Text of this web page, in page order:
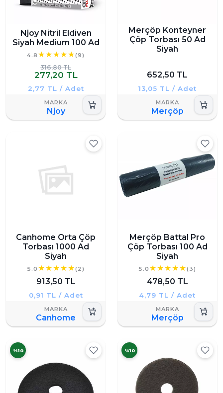
Njoy Nitril Eldiven
Siyah Medium 100 Ad
4.8 (9)
316,80 TL
277,20 TL
2,77 TL / Adet
Njoy
Merçöp Konteyner
Çöp Torbası 50 Ad
Siyah
652,50 TL
13,05 TL / Adet
Merçöp
Canhome Orta Çöp
Torbası 1000 Ad
Siyah
5.0 (2)
913,50 TL
0,91 TL / Adet
Canhome
Merçöp Battal Pro
Çöp Torbası 100 Ad
Siyah
5.0 (3)
478,50 TL
4,79 TL / Adet
Merçöp
%10 %10